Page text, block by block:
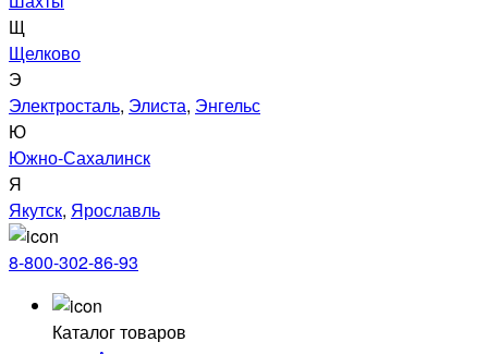
Щ
Щелково
Э
Электросталь, Элиста, Энгельс
Ю
Южно-Сахалинск
Я
Якутск, Ярославль
8-800-302-86-93
Каталог товаров